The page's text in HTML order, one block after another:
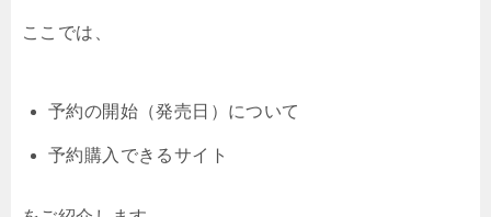
ここでは、
予約の開始（発売日）について
予約購入できるサイト